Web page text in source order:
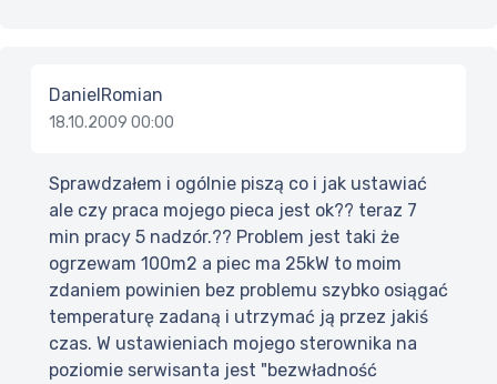
DanielRomian
18.10.2009 00:00
Sprawdzałem i ogólnie piszą co i jak ustawiać
ale czy praca mojego pieca jest ok?? teraz 7
min pracy 5 nadzór.?? Problem jest taki że
ogrzewam 100m2 a piec ma 25kW to moim
zdaniem powinien bez problemu szybko osiągać
temperaturę zadaną i utrzymać ją przez jakiś
czas. W ustawieniach mojego sterownika na
poziomie serwisanta jest "bezwładność